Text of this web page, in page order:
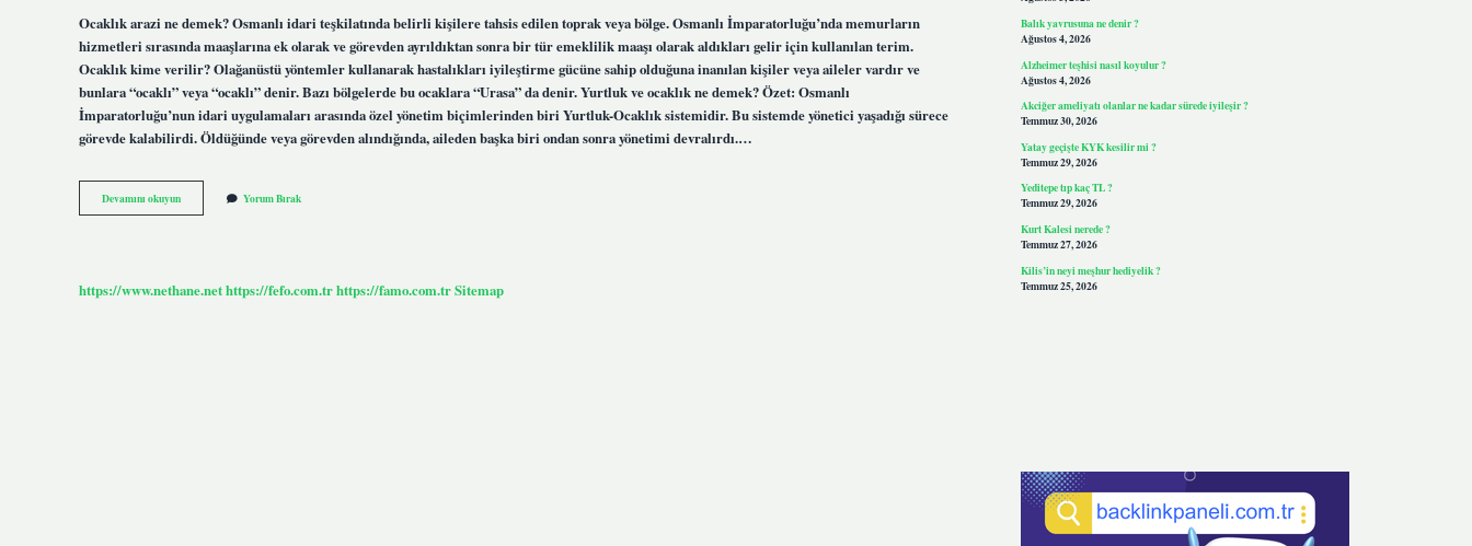
Ocaklık arazi ne demek? Osmanlı idari teşkilatında belirli kişilere tahsis edilen toprak veya bölge. Osmanlı İmparatorluğu’nda memurların
hizmetleri sırasında maaşlarına ek olarak ve görevden ayrıldıktan sonra bir tür emeklilik maaşı olarak aldıkları gelir için kullanılan terim.
Ocaklık kime verilir? Olağanüstü yöntemler kullanarak hastalıkları iyileştirme gücüne sahip olduğuna inanılan kişiler veya aileler vardır ve
bunlara “ocaklı” veya “ocaklı” denir. Bazı bölgelerde bu ocaklara “Urasa” da denir. Yurtluk ve ocaklık ne demek? Özet: Osmanlı
İmparatorluğu’nun idari uygulamaları arasında özel yönetim biçimlerinden biri Yurtluk-Ocaklık sistemidir. Bu sistemde yönetici yaşadığı sürece
görevde kalabilirdi. Öldüğünde veya görevden alındığında, aileden başka biri ondan sonra yönetimi devralırdı.…
Devamını okuyunOcaklık
Arazi
Yorum Bırak
https://www.nethane.nethttps://fefo.com.trhttps://famo.com.trSitemap
Balık yavrusuna ne denir ?
Ağustos 4, 2026
Alzheimer teşhisi nasıl koyulur ?
Ağustos 4, 2026
Akciğer ameliyatı olanlar ne kadar sürede iyileşir ?
Temmuz 30, 2026
Yatay geçişte KYK kesilir mi ?
Temmuz 29, 2026
Yeditepe tıp kaç TL ?
Temmuz 29, 2026
Kurt Kalesi nerede ?
Temmuz 27, 2026
Kilis’in neyi meşhur hediyelik ?
Temmuz 25, 2026